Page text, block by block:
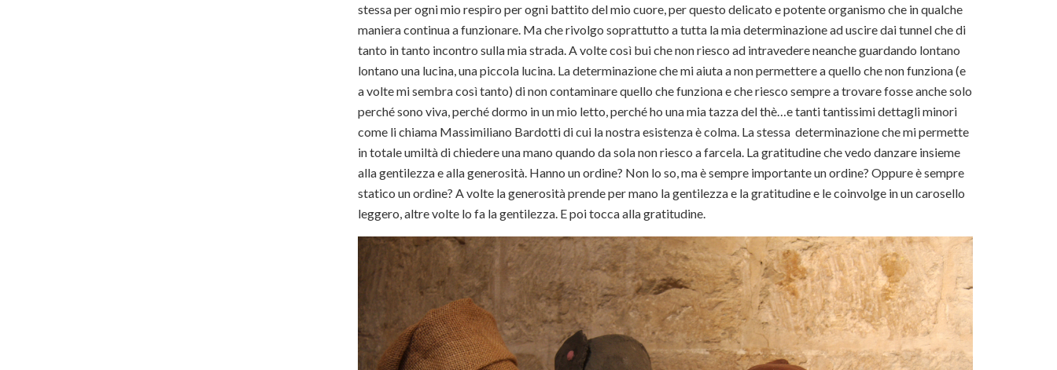
stessa per ogni mio respiro per ogni battito del mio cuore, per questo delicato e potente organismo che in qualche
maniera continua a funzionare. Ma che rivolgo soprattutto a tutta la mia determinazione ad uscire dai tunnel che di
tanto in tanto incontro sulla mia strada. A volte così bui che non riesco ad intravedere neanche guardando lontano
lontano una lucina, una piccola lucina. La determinazione che mi aiuta a non permettere a quello che non funziona (e
a volte mi sembra così tanto) di non contaminare quello che funziona e che riesco sempre a trovare fosse anche solo
perché sono viva, perché dormo in un mio letto, perché ho una mia tazza del thè…e tanti tantissimi dettagli minori
come li chiama Massimiliano Bardotti di cui la nostra esistenza è colma. La stessa determinazione che mi permette
in totale umiltà di chiedere una mano quando da sola non riesco a farcela. La gratitudine che vedo danzare insieme
alla gentilezza e alla generosità. Hanno un ordine? Non lo so, ma è sempre importante un ordine? Oppure è sempre
statico un ordine? A volte la generosità prende per mano la gentilezza e la gratitudine e le coinvolge in un carosello
leggero, altre volte lo fa la gentilezza. E poi tocca alla gratitudine.